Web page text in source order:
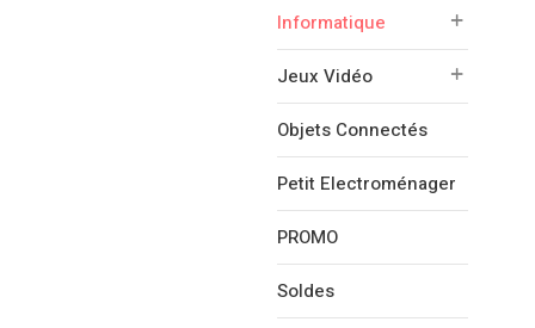
Informatique
Jeux Vidéo
Objets Connectés
Petit Electroménager
PROMO
Soldes